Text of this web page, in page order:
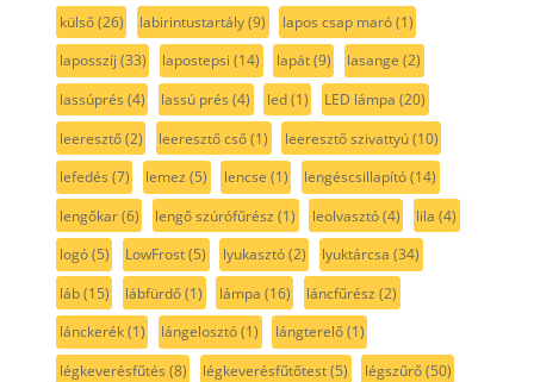
külső(26) labirintustartály(9) lapos csap maró(1)
laposszíj (33) lapostepsi (14) lapát(9) lasange (2)
lassúprés (4) lassú prés (4) led(1) LED lámpa (20)
leeresztő(2) leeresztő cső(1) leeresztő szivattyú(10)
lefedés (7) lemez (5) lencse (1) lengéscsillapító(14)
lengőkar(6) lengő szúrófűrész (1) leolvasztó(4) lila (4)
logó(5) LowFrost(5) lyukasztó(2) lyuktárcsa (34)
láb(15) lábfürdő(1) lámpa (16) láncfűrész (2)
lánckerék(1) lángelosztó(1) lángterelő(1)
légkeverésfűtés (8) légkeverésfűtőtest(5) légszűrő(50)